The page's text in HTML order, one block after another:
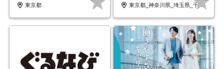
東京都
東京都_神奈川県_埼玉県_千葉県_大阪府…